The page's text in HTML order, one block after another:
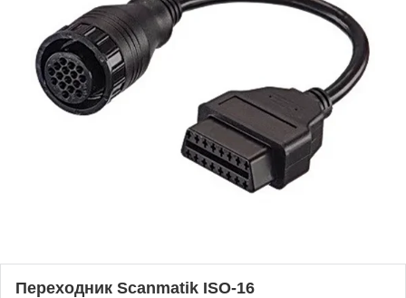
Переходник Scanmatik ISO-16